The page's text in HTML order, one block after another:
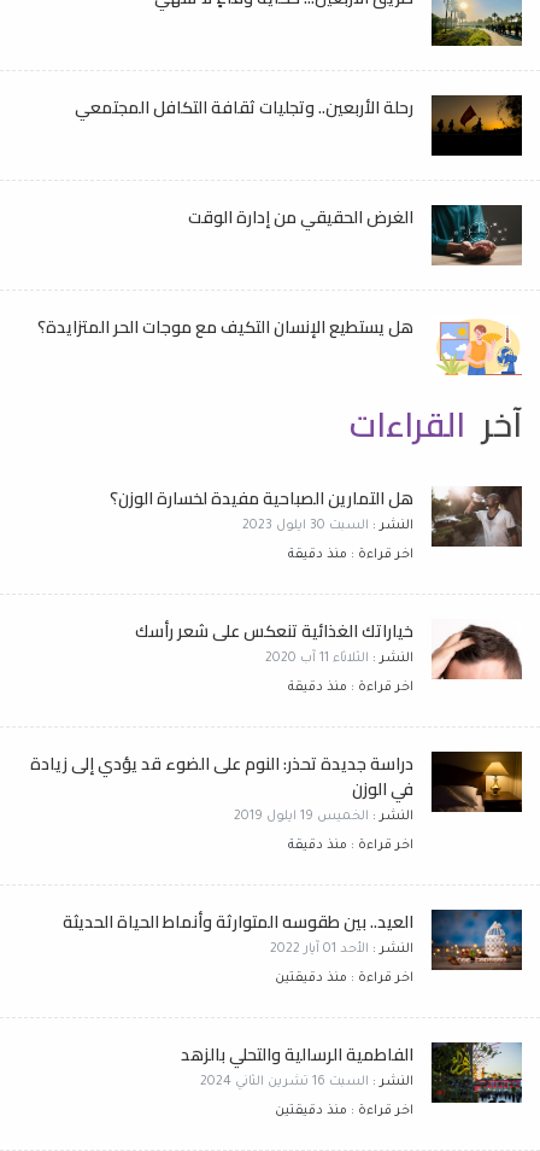
رحلة الأربعين.. وتجليات ثقافة التكافل المجتمعي
الغرض الحقيقي من إدارة الوقت
هل يستطيع الإنسان التكيف مع موجات الحر المتزايدة؟
آخر القراءات
هل التمارين الصباحية مفيدة لخسارة الوزن؟
النشر : السبت 30 ايلول 2023
اخر قراءة : منذ دقيقة
خياراتك الغذائية تنعكس على شعر رأسك
النشر : الثلاثاء 11 آب 2020
اخر قراءة : منذ دقيقة
دراسة جديدة تحذر: النوم على الضوء قد يؤدي إلى زيادة
في الوزن
النشر : الخميس 19 ايلول 2019
اخر قراءة : منذ دقيقة
العيد.. بين طقوسه المتوارثة وأنماط الحياة الحديثة
النشر : الأحد 01 آيار 2022
اخر قراءة : منذ دقيقتين
الفاطمية الرسالية والتحلي بالزهد
النشر : السبت 16 تشرين الثاني 2024
اخر قراءة : منذ دقيقتين